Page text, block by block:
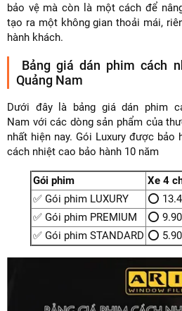
bảo vệ mà còn là một cách để
tạo ra một không gian thoải mái,
hành khách.
Bảng giá dán phim cách
Quảng Nam
Dưới đây là bảng giá dán phim
Nam với các dòng sản phẩm của
nhất hiện nay. Gói Luxury được bảo
cách nhiệt cao bảo hành 10 năm
Gói phim Xe 4
✅ Gói phim LUXURY
⭕
✅ Gói phim PREMIUM
⭕
✅ Gói phim STANDARD ⭕